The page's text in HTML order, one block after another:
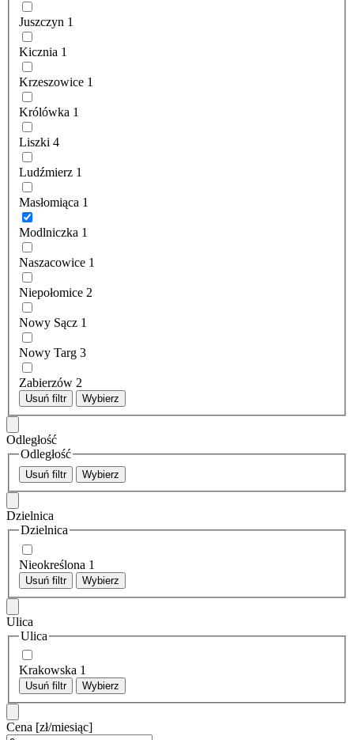
Juszczyn 1
Kicznia 1
Krzeszowice 1
Królówka 1
Liszki 4
Ludźmierz 1
Masłomiąca 1
Modlniczka 1
Naszacowice 1
Niepołomice 2
Nowy Sącz 1
Nowy Targ 3
Zabierzów 2
Usuń filtr Wybierz
Odległość
Odległość
Usuń filtr Wybierz
Dzielnica
Dzielnica
Nieokreślona 1
Usuń filtr Wybierz
Ulica
Ulica
Krakowska 1
Usuń filtr Wybierz
Cena [zł/miesiąc]